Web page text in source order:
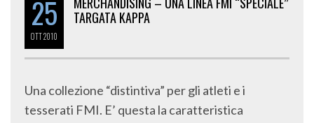
25
OTT2010
TARGATA KAPPA
Una collezione “distintiva” per gli atleti e i
tesserati FMI. E’ questa la caratteristica